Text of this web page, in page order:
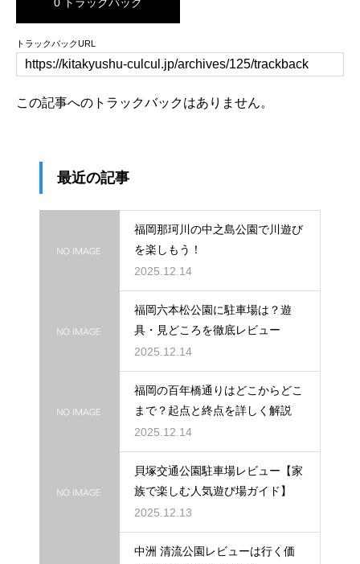
トラックバックURL
この記事へのトラックバックはありません。
最近の記事
福岡那珂川の中之島公園で川遊び
を楽しもう！
2025.12.14
福岡六本松公園に駐車場は？遊
具・見どころを徹底レビュー
2025.12.14
福岡の百年橋通りはどこからどこ
まで？起点と終点を詳しく解説
2025.12.14
貝塚交通公園駐車場レビュー【家
族で楽しむ人気遊び場ガイド】
2025.12.13
中洲 清流公園レビューは行く価